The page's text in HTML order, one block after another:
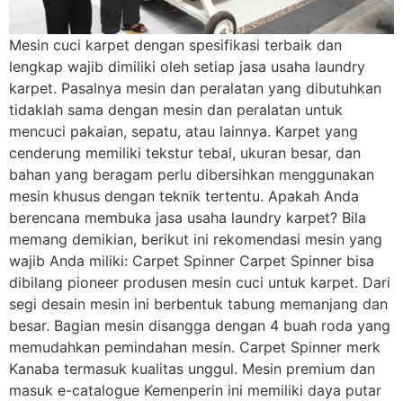
Mesin cuci karpet dengan spesifikasi terbaik dan
lengkap wajib dimiliki oleh setiap jasa usaha laundry
karpet. Pasalnya mesin dan peralatan yang dibutuhkan
tidaklah sama dengan mesin dan peralatan untuk
mencuci pakaian, sepatu, atau lainnya. Karpet yang
cenderung memiliki tekstur tebal, ukuran besar, dan
bahan yang beragam perlu dibersihkan menggunakan
mesin khusus dengan teknik tertentu. Apakah Anda
berencana membuka jasa usaha laundry karpet? Bila
memang demikian, berikut ini rekomendasi mesin yang
wajib Anda miliki: Carpet Spinner Carpet Spinner bisa
dibilang pioneer produsen mesin cuci untuk karpet. Dari
segi desain mesin ini berbentuk tabung memanjang dan
besar. Bagian mesin disangga dengan 4 buah roda yang
memudahkan pemindahan mesin. Carpet Spinner merk
Kanaba termasuk kualitas unggul. Mesin premium dan
masuk e-catalogue Kemenperin ini memiliki daya putar